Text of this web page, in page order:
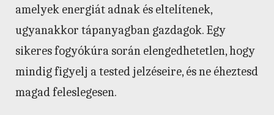
amelyek energiát adnak és eltelítenek,
ugyanakkor tápanyagban gazdagok. Egy
sikeres fogyókúra során elengedhetetlen, hogy
mindig figyelj a tested jelzéseire, és ne éheztesd
magad feleslegesen.